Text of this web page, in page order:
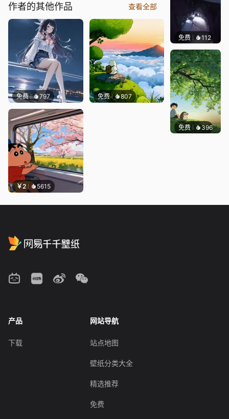
作者的其他作品 查看全部
免费 797 免费 807
￥2 5615
免费 112Asuki
免费 396渔小小
产品
下载
网站导航
站点地图
壁纸分类大全
精选推荐
免费